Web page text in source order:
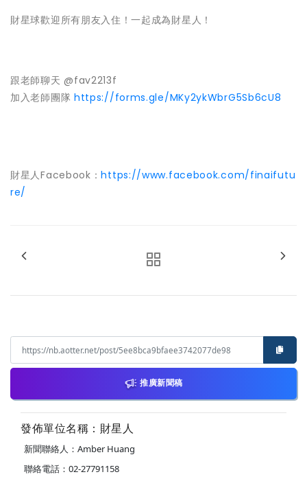
財星球歡迎所有朋友入住！一起成為財星人！
跟老師聊天 @fav2213f
加入老師團隊 https://forms.gle/MKy2ykWbrG5Sb6cU8
財星人Facebook：https://www.facebook.com/finaifutu
re/
推廣新聞稿
發佈單位名稱：財星人
新聞聯絡人：Amber Huang
聯絡電話：02-27791158